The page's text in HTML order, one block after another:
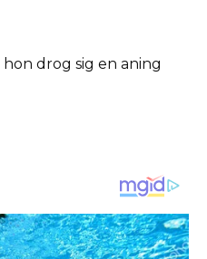
drog sig en aning